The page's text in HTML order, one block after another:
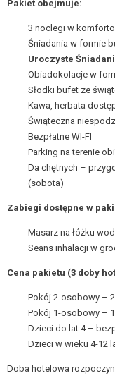
Pakiet obejmuje:
3 noclegi w
Śniadania w formie
Uroczyste
Obiadokolacje w
Słodki bufet ze
Kawa, herbata
Świąteczna
Bezpłatne WI-FI
Parking na terenie
Da chętnych –
(sobota)
Zabiegi dostępne w
Masarz na łóżku
Seans inhalacji w
Cena pakietu (3 doby
Pokój 2-osobowy –
Pokój 1-osobowy –
Dzieci do lat 4 –
Dzieci w wieku 4-12
Doba hotelowa